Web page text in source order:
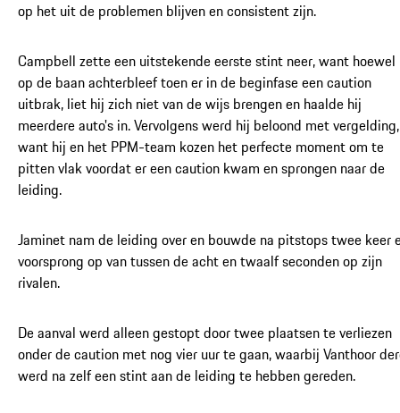
op het uit de problemen blijven en consistent zijn.
Campbell zette een uitstekende eerste stint neer, want hoewel
op de baan achterbleef toen er in de beginfase een caution
uitbrak, liet hij zich niet van de wijs brengen en haalde hij
meerdere auto's in. Vervolgens werd hij beloond met vergelding,
want hij en het PPM-team kozen het perfecte moment om te
pitten vlak voordat er een caution kwam en sprongen naar de
leiding.
Jaminet nam de leiding over en bouwde na pitstops twee keer
voorsprong op van tussen de acht en twaalf seconden op zijn
rivalen.
De aanval werd alleen gestopt door twee plaatsen te verliezen
onder de caution met nog vier uur te gaan, waarbij Vanthoor
werd na zelf een stint aan de leiding te hebben gereden.